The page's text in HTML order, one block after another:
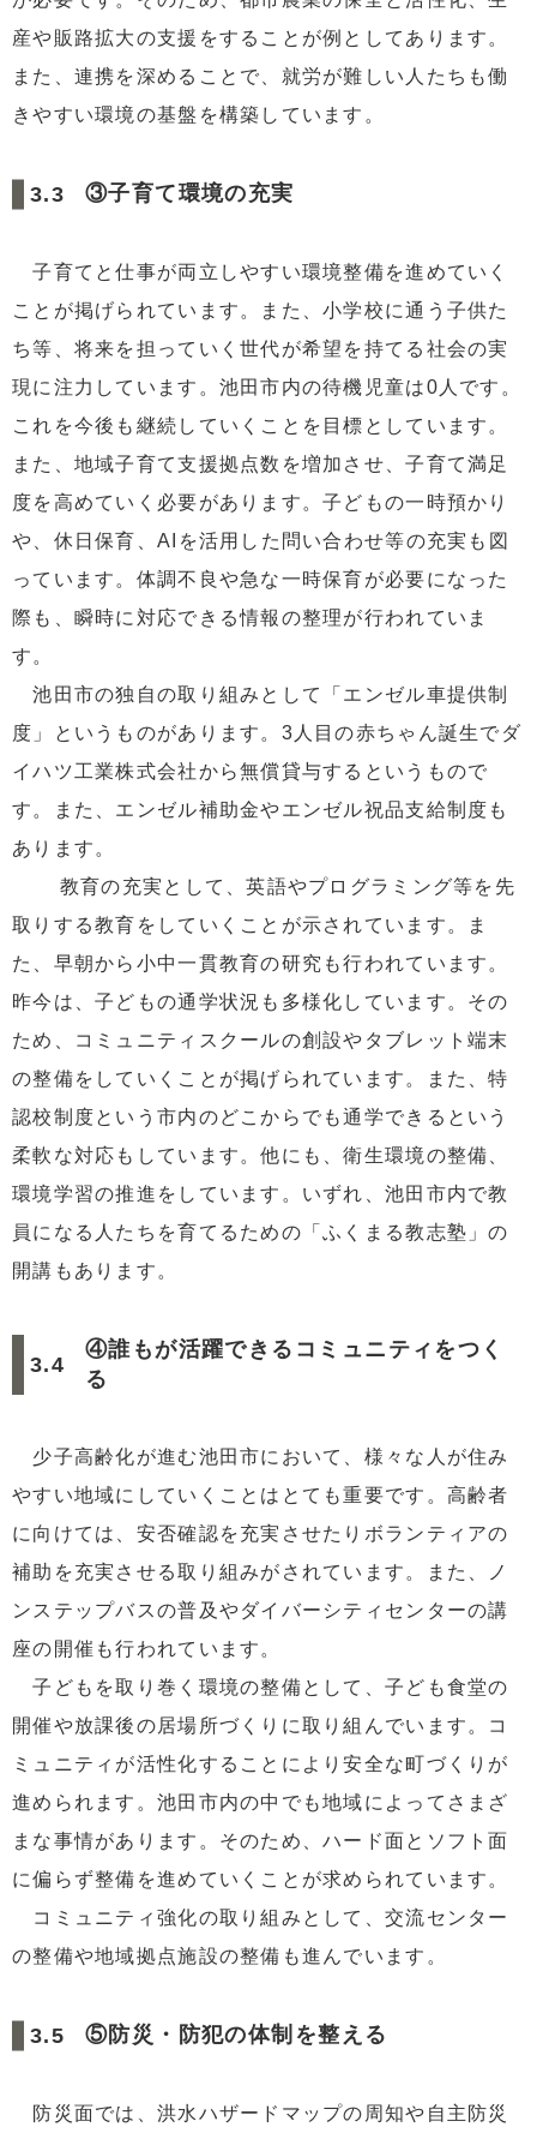
産や販路拡大の支援をすることが例としてあります。
また、連携を深めることで、就労が難しい人たちも働
きやすい環境の基盤を構築しています。
③子育て環境の充実
子育てと仕事が両立しやすい環境整備を進めていく
ことが掲げられています。また、小学校に通う子供た
ち等、将来を担っていく世代が希望を持てる社会の実
現に注力しています。池田市内の待機児童は0人です。
これを今後も継続していくことを目標としています。
また、地域子育て支援拠点数を増加させ、子育て満足
度を高めていく必要があります。子どもの一時預かり
や、休日保育、AIを活用した問い合わせ等の充実も図
っています。体調不良や急な一時保育が必要になった
際も、瞬時に対応できる情報の整理が行われていま
す。
池田市の独自の取り組みとして「エンゼル車提供制
度」というものがあります。3人目の赤ちゃん誕生でダ
イハツ工業株式会社から無償貸与するというもので
す。また、エンゼル補助金やエンゼル祝品支給制度も
あります。
教育の充実として、英語やプログラミング等を先
取りする教育をしていくことが示されています。ま
た、早朝から小中一貫教育の研究も行われています。
昨今は、子どもの通学状況も多様化しています。その
ため、コミュニティスクールの創設やタブレット端末
の整備をしていくことが掲げられています。また、特
認校制度という市内のどこからでも通学できるという
柔軟な対応もしています。他にも、衛生環境の整備、
環境学習の推進をしています。いずれ、池田市内で教
員になる人たちを育てるための「ふくまる教志塾」の
開講もあります。
④誰もが活躍できるコミュニティをつく
る
少子高齢化が進む池田市において、様々な人が住み
やすい地域にしていくことはとても重要です。高齢者
に向けては、安否確認を充実させたりボランティアの
補助を充実させる取り組みがされています。また、ノ
ンステップバスの普及やダイバーシティセンターの講
座の開催も行われています。
子どもを取り巻く環境の整備として、子ども食堂の
開催や放課後の居場所づくりに取り組んでいます。コ
ミュニティが活性化することにより安全な町づくりが
進められます。池田市内の中でも地域によってさまざ
まな事情があります。そのため、ハード面とソフト面
に偏らず整備を進めていくことが求められています。
コミュニティ強化の取り組みとして、交流センター
の整備や地域拠点施設の整備も進んでいます。
⑤防災・防犯の体制を整える
防災面では、洪水ハザードマップの周知や自主防災